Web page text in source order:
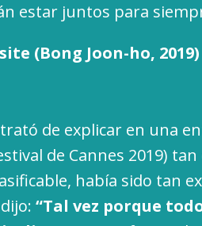
estar juntos para
(Bong Joon-ho, 2019)
de explicar en una
de Cannes 2019)
había sido tan
“Tal vez porque